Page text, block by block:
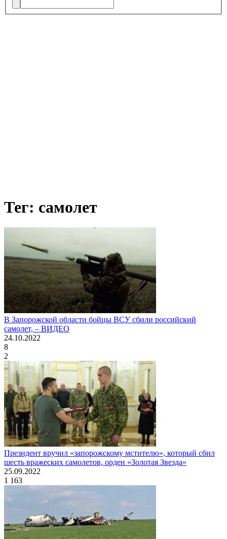
Тег: самолет
В Запорожской области бойцы ВСУ сбили российский
самолет, – ВИДЕО
24.10.2022
8
2
Президент вручил «запорожскому мстителю», который сбил
шесть вражеских самолетов, орден «Золотая Звезда»
25.09.2022
1 163